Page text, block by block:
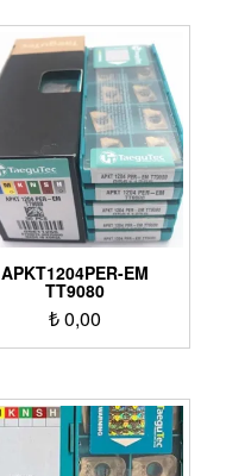
APKT1204PER-EM
TT9080
₺0,00